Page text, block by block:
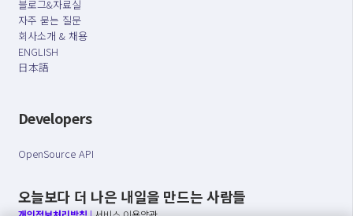
블로그&자료실
자주 묻는 질문
회사소개 & 채용
ENGLISH
日本語
Developers
OpenSource API
오늘보다 더 나은 내일을 만드는 사람들